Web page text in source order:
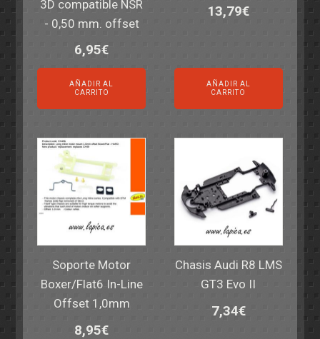
3D compatible NSR
- 0,50 mm. offset
6,95€
AÑADIR AL
CARRITO
13,79€
AÑADIR AL
CARRITO
Soporte Motor
Boxer/Flat6 In-Line
Offset 1,0mm
8,95€
Chasis Audi R8 LMS
GT3 Evo II
7,34€